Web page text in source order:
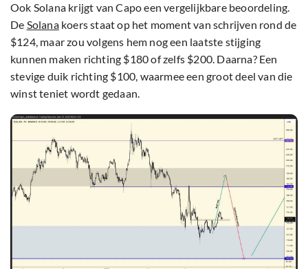
Ook Solana krijgt van Capo een vergelijkbare beoordeling.
De Solanakoers staat op het moment van schrijven rond de
$124, maar zou volgens hem nog een laatste stijging
kunnen maken richting $180 of zelfs $200. Daarna? Een
stevige duik richting $100, waarmee een groot deel van die
winst teniet wordt gedaan.